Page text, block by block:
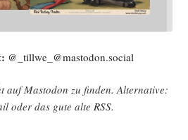
@_tillwe_@mastodon.social
auf Mast­o­don zu fin­den. Alter­na­ti­ve:
oder das gute alte RSS.